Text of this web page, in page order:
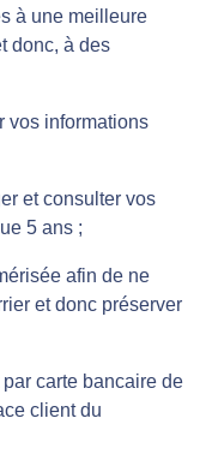
à une meilleure
donc, à des
vos informations
et consulter vos
5 ans ;
afin de ne
et donc préserver
carte bancaire de
client du